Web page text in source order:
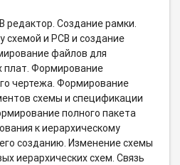
редактор. Создание рамки.
и PCB и создание
файлов для
плат. Формирование
чертежа. Формирование
схемы и спецификации
полного пакета
к иерархическому
созданию. Изменение схемы
иерархических схем. Связь